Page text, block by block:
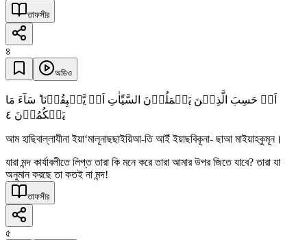
তাফসীর
৪
অডিও
اَمۡ حَسِبَ الَّذِیۡنَ یَعۡمَلُوۡنَ السَّیِّاٰتِ اَنۡ یَّسۡبِقُوۡنَا ؕ سَآءَ مَا
یَحۡکُمُوۡنَ ٤
আম হাছিবাল্লাযীনা ইয়া‘মালূনাছছাইয়িআ-তি আইঁ ইয়াছবিকূনা- ছাআ মাইয়াহকুমূন।
যারা মন্দ কার্যাবলীতে লিপ্ত তারা কি মনে করে তারা আমার উপর জিতে যাবে? তারা যা
অনুমান করছে তা কতই না মন্দ!
তাফসীর
৫